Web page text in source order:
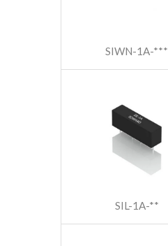
SIWN-1A-***
SIL-1A-**